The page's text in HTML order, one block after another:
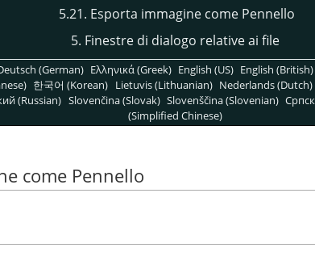
5.21. Esporta immagine come Pennello
5. Finestre di dialogo relative ai file
(German) Ελληνικά (Greek) English (US) English (British)
한국어 (Korean) Lietuvis (Lithuanian) Nederlands (Dutch)
(Russian) Slovenčina (Slovak) Slovenščina (Slovenian)
(Simplified Chinese)
come Pennello